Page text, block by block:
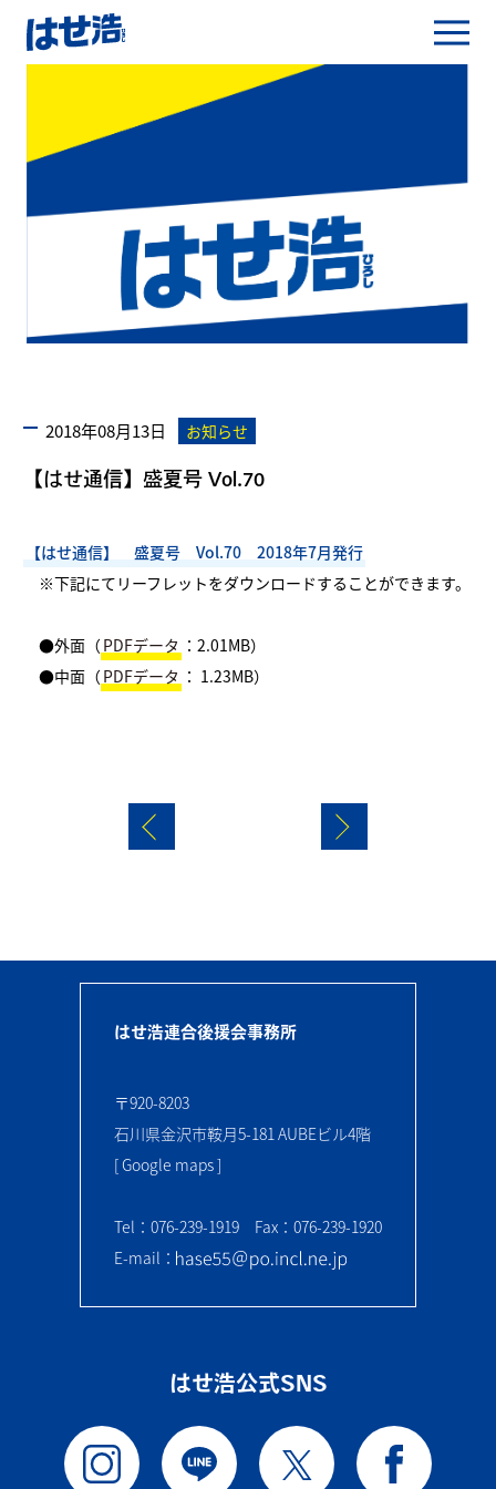
2018年08月13日 お知らせ
【はせ通信】盛夏号 Vol.70
【はせ通信】 盛夏号 Vol.70 2018年7月発行
※下記にてリーフレットをダウンロードすることができます。
●外面（PDFデータ ：2.01MB）
●中面（PDFデータ ： 1.23MB）
はせ浩連合後援会事務所
〒920-8203
石川県金沢市鞍月5-181 AUBEビル4階
[ Google maps ]
Tel：076-239-1919 Fax：076-239-1920
E-mail：
はせ浩公式SNS